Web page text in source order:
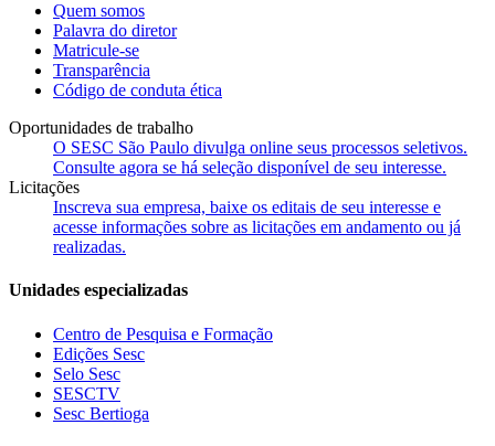
Quem somos
Palavra do diretor
Matricule-se
Transparência
Código de conduta ética
Oportunidades de trabalho
O SESC São Paulo divulga online seus processos seletivos.
Consulte agora se há seleção disponível de seu interesse.
Licitações
Inscreva sua empresa, baixe os editais de seu interesse e
acesse informações sobre as licitações em andamento ou já
realizadas.
Unidades especializadas
Centro de Pesquisa e Formação
Edições Sesc
Selo Sesc
SESCTV
Sesc Bertioga